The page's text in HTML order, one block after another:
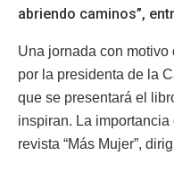
abriendo caminos”,
Una jornada con
por la presidenta de la
que se presentará el
inspiran. La importancia
revista “Más Mujer”,